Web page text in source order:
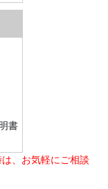
書
、お気軽にご相談